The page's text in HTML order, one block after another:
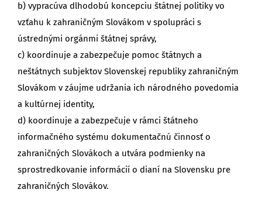
b) vypracúva dlhodobú koncepciu štátnej politiky vo
vzťahu k zahraničným Slovákom v spolupráci s
ústrednými orgánmi štátnej správy,
c) koordinuje a zabezpečuje pomoc štátnych a
neštátnych subjektov Slovenskej republiky zahraničným
Slovákom v záujme udržania ich národného povedomia
a kultúrnej identity,
d) koordinuje a zabezpečuje v rámci štátneho
informačného systému dokumentačnú činnosť o
zahraničných Slovákoch a utvára podmienky na
sprostredkovanie informácií o dianí na Slovensku pre
zahraničných Slovákov.